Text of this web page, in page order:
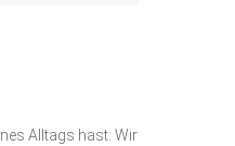
Alltags hast: Wir